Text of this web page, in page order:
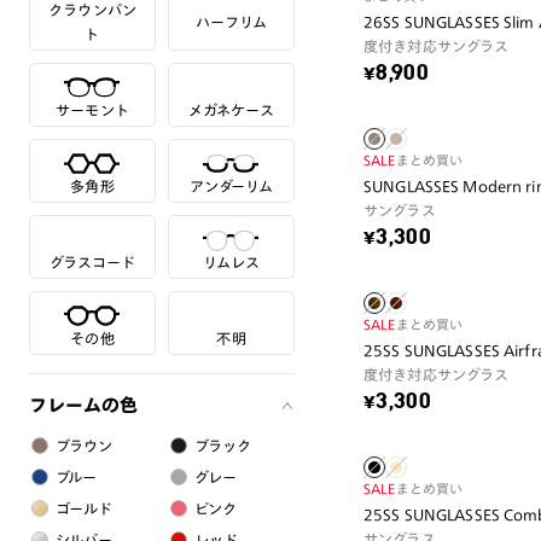
クラウンパン
ト
ハーフリム
サーモント メガネケース
多角形 アンダーリム
グラスコード リムレス
その他 不明
フレームの色
ブラウン ブラック
ブルー グレー
ゴールド ピンク
26SS SUNGLASSES
度付き対応サングラス
¥8,900
SALE まとめ買い
SUNGLASSES Modern
サングラス
¥3,300
SALE まとめ買い
25SS SUNGLASSES
度付き対応サングラス
¥3,300
SALE まとめ買い
25SS SUNGLASSES